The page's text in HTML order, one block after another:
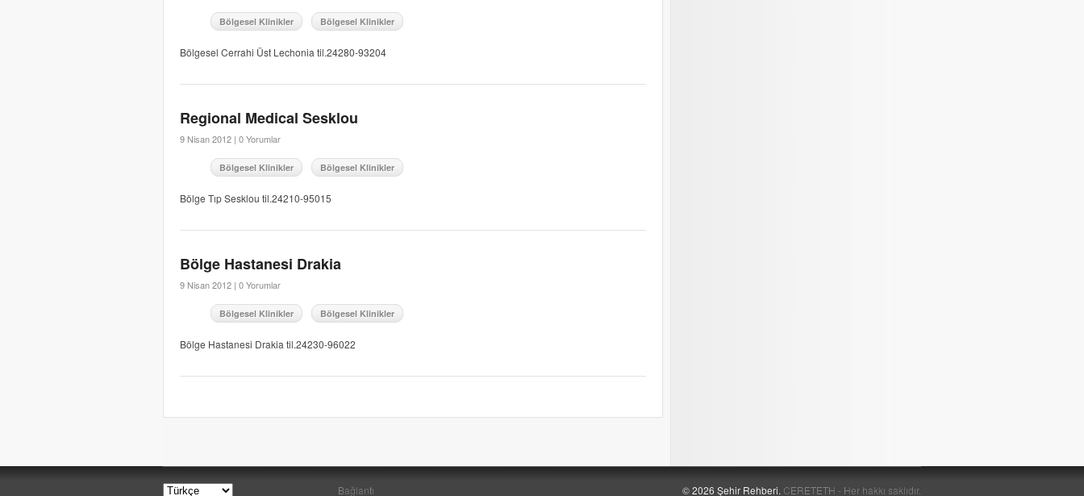
Bölgesel Klinikler Bölgesel Klinikler
Bölgesel Cerrahi Üst Lechonia til.24280-93204
Regional Medical Sesklou
9 Nisan 2012 | 0 Yorumlar
Bölgesel Klinikler Bölgesel Klinikler
Bölge Tıp Sesklou til.24210-95015
Bölge Hastanesi Drakia
9 Nisan 2012 | 0 Yorumlar
Bölgesel Klinikler Bölgesel Klinikler
Bölge Hastanesi Drakia til.24230-96022
Bağlantı © 2026 Şehir Rehberi. CERETETH - Her hakkı saklıdır.